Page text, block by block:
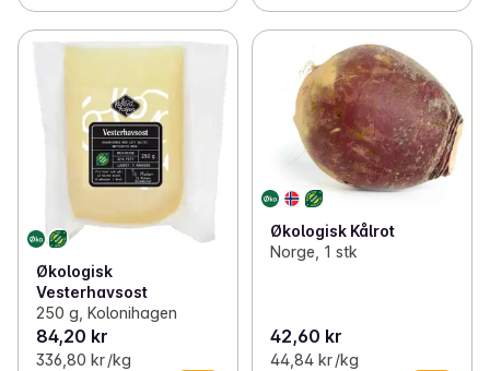
Økologisk
Vesterhavsost
250 g, Kolonihagen
84,20 kr
336,80 kr /kg
Økologisk Kålrot
Norge, 1 stk
42,60 kr
44,84 kr /kg